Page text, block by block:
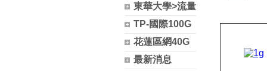
東華大學>流量
TP-國際100G
花蓮區網40G
最新消息